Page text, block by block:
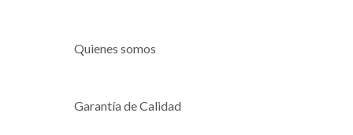
Quienes somos
Garantía de Calidad